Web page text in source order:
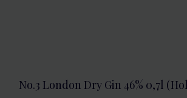
No.3 London Dry Gin 46% 0,7l